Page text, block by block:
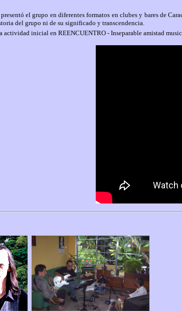
el grupo en diferentes formatos en clubes y bares de
del grupo ni de su significado y transcendencia.
actividad inicial en REENCUENTRO - Inseparable amistad